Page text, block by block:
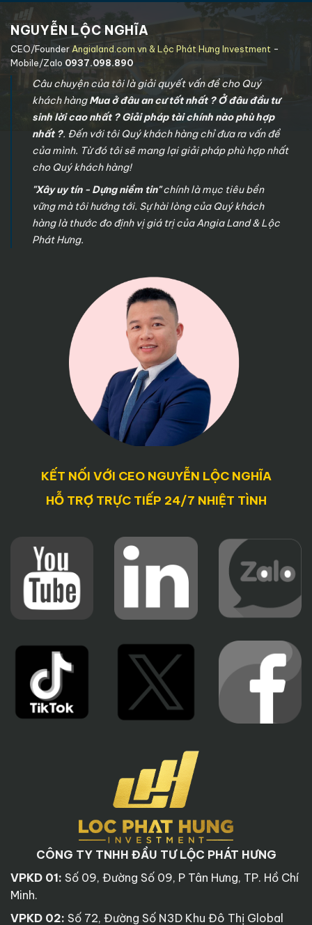
NGUYỄN LỘC NGHĨA
CEO/FounderAngialand.com.vn & Lộc Phát Hưng Investment -
Mobile/Zalo 0937.098.890
Câu chuyện của tôi là giải quyết vấn đề cho Quý
khách hàngMua ở đâu an cư tốt nhất ? Ở đâu đầu tư
sinh lời cao nhất ? Giải pháp tài chính nào phù hợp
nhất ?. Đến với tôi Quý khách hàng chỉ đưa ra vấn đề
của mình. Từ đó tôi sẽ mang lại giải pháp phù hợp nhất
cho Quý khách hàng!
"Xây uy tín - Dựng niềm tin"chính là mục tiêu bền
vững mà tôi hướng tới. Sự hài lòng của Quý khách
hàng là thước đo định vị giá trị của Angia Land & Lộc
Phát Hưng.
KẾT NỐI VỚI CEO NGUYỄN LỘC NGHĨA
HỖ TRỢ TRỰC TIẾP 24/7 NHIỆT TÌNH
CÔNG TY TNHH ĐẦU TƯ LỘC PHÁT HƯNG
VPKD 01: Số 09, Đường Số 09, P Tân Hưng, TP. Hồ Chí
Minh.
VPKD 02: Số 72, Đường Số N3D Khu Đô Thị Global